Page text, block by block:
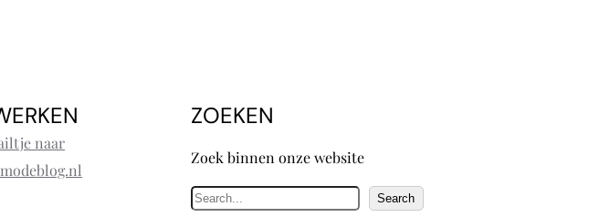
naar
ZOEKEN
Zoek binnen onze website
Z
Search